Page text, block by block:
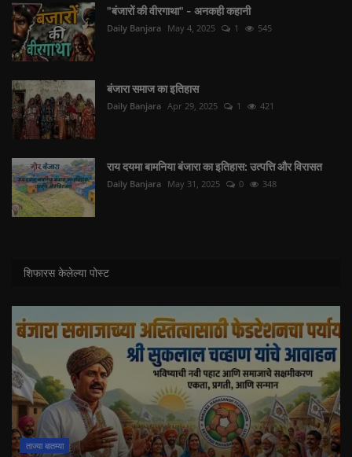
"बंजारों की वीरगाथा" - अनकही कहानी
Daily Banjara May 4, 2025 1 545
बंजारा समाज का इतिहास
Daily Banjara Apr 29, 2025 1 421
राय दयमा बामनिया बंजारा का इतिहास: उत्पत्ति और विरासत
Daily Banjara May 31, 2025 0 348
शिफारस केलेल्या पोस्ट
ताज्या बातम्या